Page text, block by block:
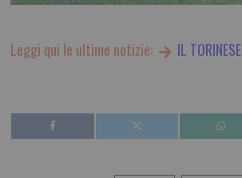
Leggi qui le ultime notizie: IL TORINESE